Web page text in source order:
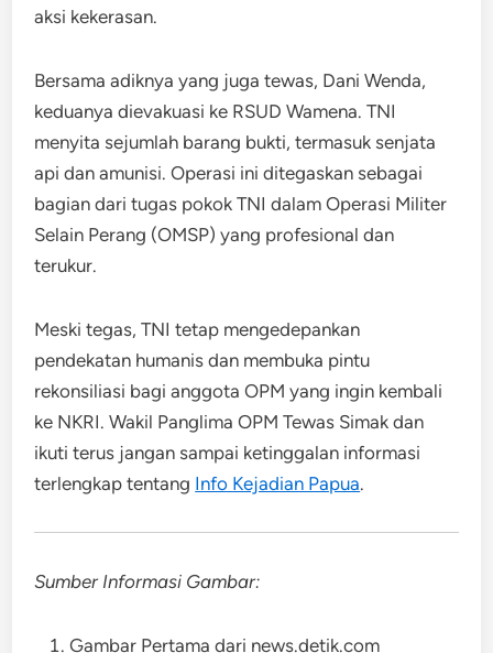
aksi kekerasan.
Bersama adiknya yang juga tewas, Dani Wenda,
keduanya dievakuasi ke RSUD Wamena. TNI
menyita sejumlah barang bukti, termasuk senjata
api dan amunisi. Operasi ini ditegaskan sebagai
bagian dari tugas pokok TNI dalam Operasi Militer
Selain Perang (OMSP) yang profesional dan
terukur.
Meski tegas, TNI tetap mengedepankan
pendekatan humanis dan membuka pintu
rekonsiliasi bagi anggota OPM yang ingin kembali
ke NKRI. Wakil Panglima OPM Tewas Simak dan
ikuti terus jangan sampai ketinggalan informasi
terlengkap tentang Info Kejadian Papua.
Sumber Informasi Gambar:
Gambar Pertama dari news.detik.com